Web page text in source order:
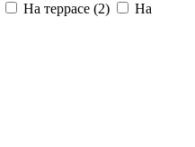
На террасе (2)
На